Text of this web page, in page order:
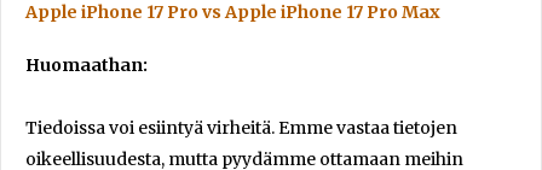
Apple iPhone 17 Pro vs Apple iPhone 17 Pro Max
Huomaathan:
Tiedoissa voi esiintyä virheitä. Emme vastaa tietojen
oikeellisuudesta, mutta pyydämme ottamaan meihin